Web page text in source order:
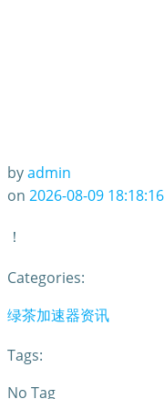
byadmin
on 2026-08-09 18:18:16
！
Categories:
绿茶加速器资讯
Tags:
No Tag